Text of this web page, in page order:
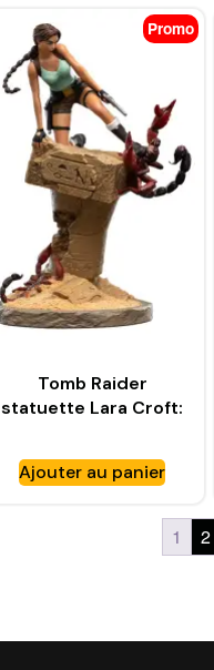
Promo
Tomb Raider
statuette Lara Croft:
Revelation – WETA
WORKSHOP
Ajouter au panier
1 2